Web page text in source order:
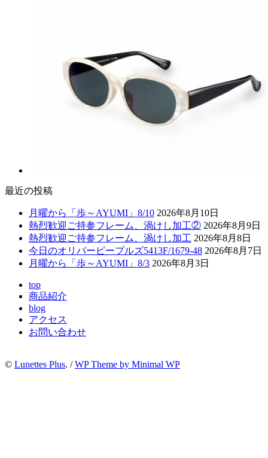
最近の投稿
月曜から「歩～AYUMI」8/10 2026年8月10日
熱烈歓迎ご持参フレーム、渦けし加工② 2026年8月9日
熱烈歓迎ご持参フレーム、渦けし加工 2026年8月8日
今日のオリバーピープルズ5413F/1679-48 2026年8月7日
月曜から「歩～AYUMI」8/3 2026年8月3日
top
商品紹介
blog
アクセス
お問い合わせ
© Lunettes Plus. /WP Theme by Minimal WP